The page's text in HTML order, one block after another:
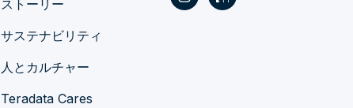
ストーリー
サステナビリティ
人とカルチャー
Teradata Cares